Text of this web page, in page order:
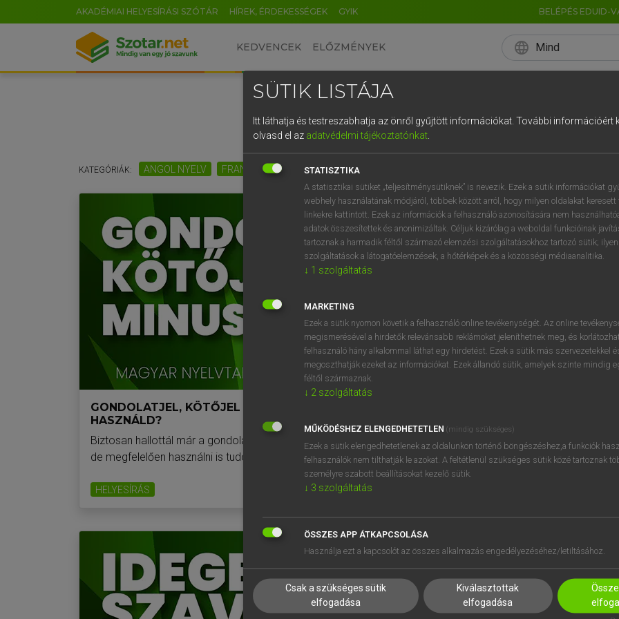
AKADÉMIAI HELYESÍRÁSI SZÓTÁR HÍREK, ÉRDEKESSÉGEK GYIK BELÉPÉS EDUID-
language Mind
KEDVENCEK ELŐZMÉNYEK
HÍREK,
KATEGÓRIÁK: ANGOL NYELV FRANCIA NYELV HELYESÍRÁS
GONDOLATJEL, KÖTŐJEL ÉS MÍNUSZJEL – MIKOR MELYIKET
HASZNÁLD?
Biztosan hallottál már a gondolatjelről, a kötőjelről vagy a mínuszjelről,
de megfelelően használni is tudod …
HELYESÍRÁS
A 10
Az online marketing
amelyeket mindenki
SÜTIK LISTÁJA
Itt láthatja és testreszabhatja az önről gyűjtött információkat. További információért
olvasd el az adatvédelmi tájékoztatónkat.
STATISZTIKA
A statisztikai sütiket „teljesítménysütiknek” is nevezik. Ezek a sütik információkat
webhely használatának módjáról, többek között arról, hogy milyen oldalakat keresett
linkekre kattintott. Ezek az információk a felhasználó azonosítására nem
adatok összesítettek és anonimizáltak. Céljuk kizárólag a weboldal funkcióinak
tartoznak a harmadik féltől származó elemzési szolgáltatásokhoz tartozó sütik;
szolgáltatások a látogatóelemzések, a hőtérképek és a közösségi médiaanalitika.
↓ 1 szolgáltatás
MARKETING
Ezek a sütik nyomon követik a felhasználó online tevékenységét. Az online
megismerésével a hirdetők relevánsabb reklámokat jeleníthetnek meg, és
felhasználó hány alkalommal láthat egy hirdetést. Ezek a sütik más szervezetekkel
megoszthatják ezeket az információkat. Ezek állandó sütik, amelyek szinte mindig
féltől származnak.
↓ 2 szolgáltatás
MŰKÖDÉSHEZ ELENGEDHETETLEN (mindig szükséges)
Ezek a sütik elengedhetetlenek az oldalunkon történő böngészéshez,a funkciók
felhasználók nem tilthatják le azokat. A feltétlenül szükséges sütik közé tartoznak
személyre szabott beállításokat kezelő sütik.
↓ 3 szolgáltatás
ÖSSZES APP ÁTKAPCSOLÁSA
Használja ezt a kapcsolót az összes alkalmazás engedélyezéséhez/letiltásához.
Csak a szükséges sütik
elfogadása
Kiválasztottak
elfogadása
EN HU DE CN FR ES IT NL RU
q w e
a s d f